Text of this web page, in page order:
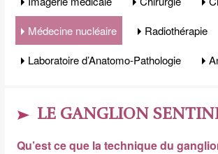
Médecine nucléaire
Radiothérapie
Laboratoire d’Anatomo-Pathologie
LE GANGLION
Qu’est ce que la technique du